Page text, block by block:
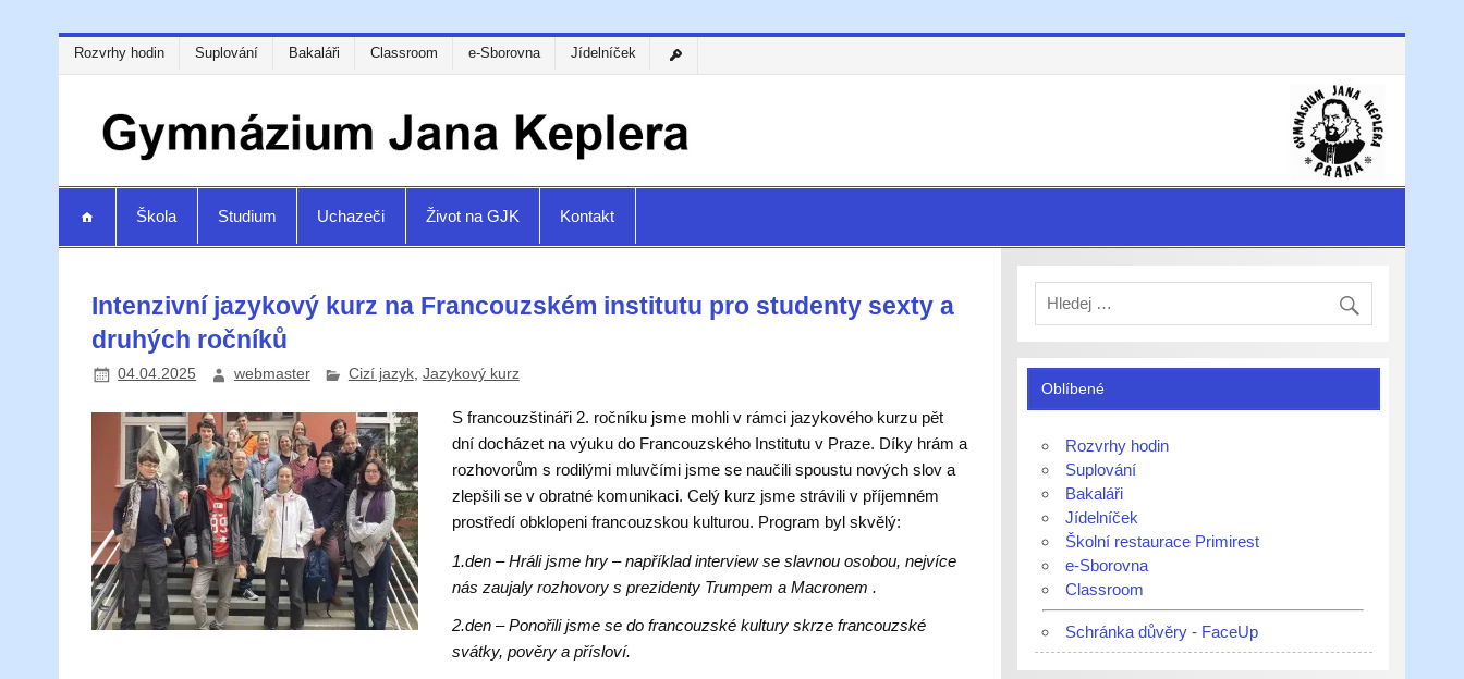
Rozvrhy hodin Suplování Bakaláři Classroom e-Sborovna Jídelníček
Škola Studium Uchazeči Život na GJK Kontakt
Intenzivní jazykový kurz na Francouzském institutu pro studenty sexty a
druhých ročníků
04.04.2025 webmaster Cizí jazyk, Jazykový kurz
S francouzštináři 2. ročníku jsme mohli v rámci jazykového kurzu pět
dní docházet na výuku do Francouzského Institutu v Praze. Díky hrám a
rozhovorům s rodilými mluvčími jsme se naučili spoustu nových slov a
zlepšili se v obratné komunikaci. Celý kurz jsme strávili v příjemném
prostředí obklopeni francouzskou kulturou. Program byl skvělý:
1.den – Hráli jsme hry – například interview se slavnou osobou, nejvíce
nás zaujaly rozhovory s prezidenty Trumpem a Macronem .
2.den – Ponořili jsme se do francouzské kultury skrze francouzské
svátky, pověry a přísloví.
Oblíbené
Rozvrhy hodin
Suplování
Bakaláři
Jídelníček
Školní restaurace Primirest
e-Sborovna
Classroom
Schránka důvěry - FaceUp